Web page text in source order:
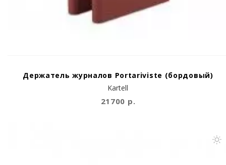
Kartell
Держатель журналов Portariviste (бордовый)
21700 р.